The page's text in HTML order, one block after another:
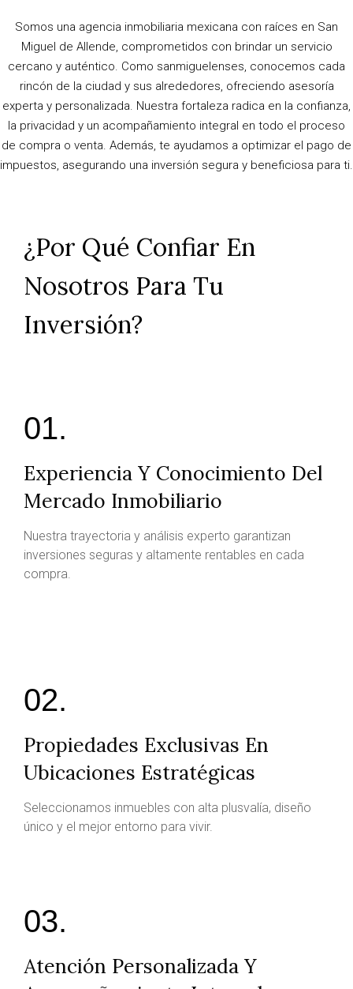
Somos una agencia inmobiliaria mexicana con raíces en San
Miguel de Allende, comprometidos con brindar un servicio
cercano y auténtico. Como sanmiguelenses, conocemos cada
rincón de la ciudad y sus alrededores, ofreciendo asesoría
experta y personalizada. Nuestra fortaleza radica en la confianza,
la privacidad y un acompañamiento integral en todo el proceso
de compra o venta. Además, te ayudamos a optimizar el pago de
impuestos, asegurando una inversión segura y beneficiosa para ti.
¿Por Qué Confiar En
Nosotros Para Tu
Inversión?
01.
Experiencia Y Conocimiento Del
Mercado Inmobiliario
Nuestra trayectoria y análisis experto garantizan
inversiones seguras y altamente rentables en cada
compra.
02.
Propiedades Exclusivas En
Ubicaciones Estratégicas
Seleccionamos inmuebles con alta plusvalía, diseño
único y el mejor entorno para vivir.
03.
Atención Personalizada Y